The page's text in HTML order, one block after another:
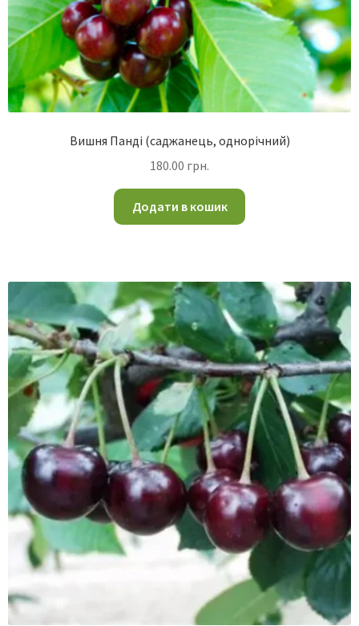
Вишня Панді (саджанець, однорічний)
180.00 грн.
Додати в кошик